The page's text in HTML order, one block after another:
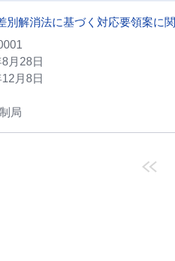
別解消法に基づく対応要領案に
月28日
月8日
局